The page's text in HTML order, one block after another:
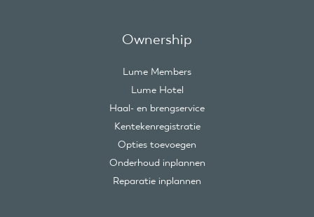
Ownership
Lume Members
Lume Hotel
Haal- en brengservice
Kentekenregistratie
Opties toevoegen
Onderhoud inplannen
Reparatie inplannen